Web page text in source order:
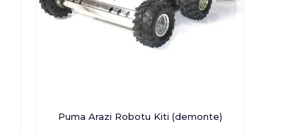
Puma Arazi Robotu Kiti (demonte)